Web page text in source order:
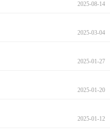
2025-08-14
2025-03-04
2025-01-27
2025-01-20
2025-01-12